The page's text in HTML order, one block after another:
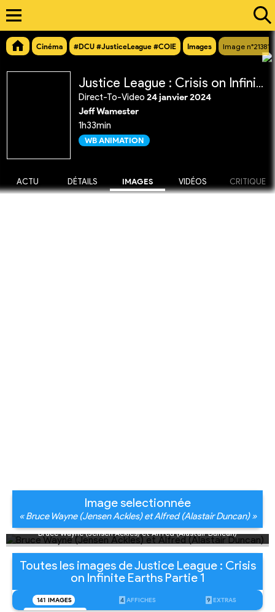
Cinéma #DCU #JusticeLeague #COIE Images Image n°21381
Justice League : Crisis on Infinite Earths Partie 1
Direct-To-Video 24 janvier 2024
Jeff Wamester
1h33min
WB ANIMATION
ACTU DÉTAILS IMAGES VIDÉOS CRITIQUE
Image selectionnée
« Bruce Wayne (Jensen Ackles) et Alfred (Alastair Duncan) »
Bruce Wayne (Jensen Ackles) et Alfred (Alastair Duncan)
Toutes les images de Justice League : Crisis
on Infinite Earths Partie 1
141 IMAGES 4 AFFICHES 9 EXTRAS